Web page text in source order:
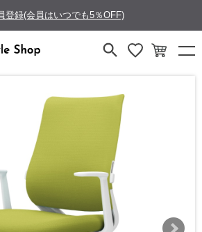
登録(会員はいつでも5％OFF)